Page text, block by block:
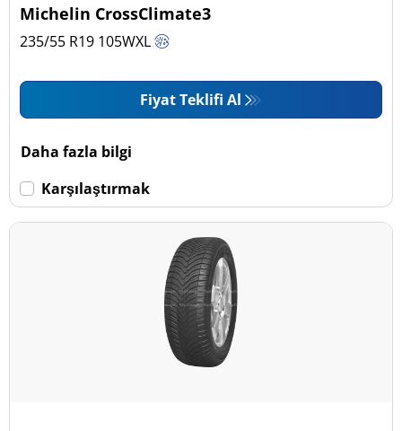
Michelin CrossClimate3
235/55 R19 105WXL
Fiyat Teklifi Al
Daha fazla bilgi
Karşılaştırmak